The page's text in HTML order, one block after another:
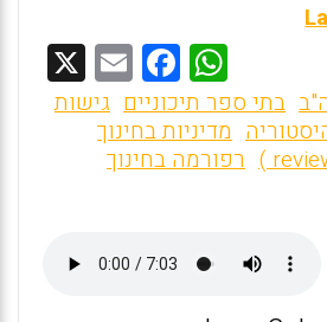
W
h
at
s
p
F
a
ce
b
o
k
E
m בתי ספר תיכוניים גישות
מדיניות בחינוך
רפורמה בחינוך